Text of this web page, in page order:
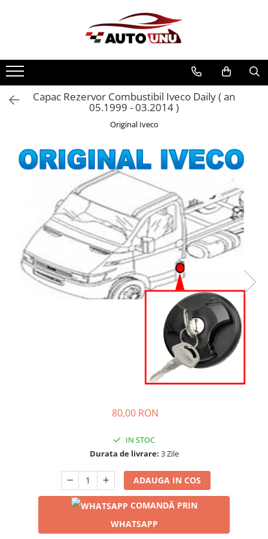
Capac Rezervor Combustibil Iveco Daily ( an
05.1999 - 03.2014 )
Original Iveco
80,00 RON
IN STOC
Durata de livrare: 3 Zile
ADAUGA IN COS
COMANDĂ PRIN
WHATSAPP